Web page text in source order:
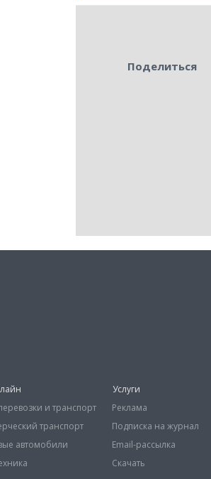
Поделиться
и транспорт
транспорт
автомобили
Услуги
Реклама
Подписка на журнал
Email-рассылка
Скачать